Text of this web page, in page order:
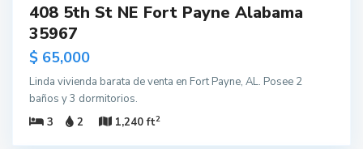
408 5th St NE Fort Payne Alabama
35967
$ 65,000
Linda vivienda barata de venta en Fort Payne, AL. Posee 2
baños y 3 dormitorios.
3
2 1,240 ft2